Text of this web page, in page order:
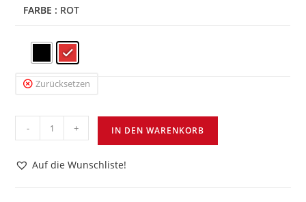
FARBE : ROT
Zurücksetzen
Beanie
Menge
- + IN DEN WARENKORB
Auf die Wunschliste!